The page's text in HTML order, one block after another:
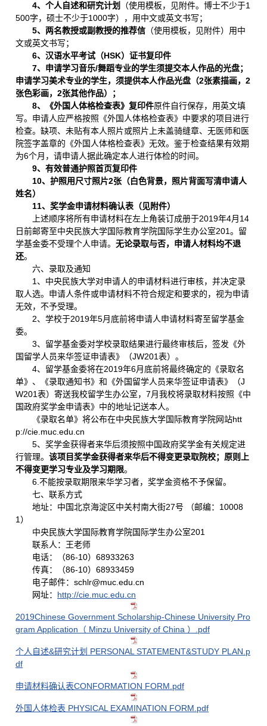
4、个人自述和研究计划
（使用模板，见附件。博士不少于1
500字，硕士不少于1000字），用中文或英文书写；
5、两名教授或副教授的推荐信 （使用模板，见附件）用中
文或英文书写；
6、汉语水平考试（HSK）证书复印件
7、申请学习音乐/舞蹈专业的学生须提交本人作品的光盘；
申请学习美术专业的学生，须提供本人作品光盘（2张素描画，2
张色彩画，2张其他作品）；
8、《外国人体格检查表》复印件原件自行保存，用英文填
写。申请人应严格按照《外国人体格检查表》中要求的项目进行
检查。缺项、未贴有本人照片或照片上未盖骑缝章、无医师和医
院签字盖章的《外国人体格检查表》无效。鉴于检查结果有效期
为6个月，请申请人据此确定本人进行体检的时间。
9、有效普通护照首页复印件
10、护照用尺寸照片2张（白色背景，照片背面写清申请人
姓名）
11、奖学金申请材料确认表（见附件）
上述顺序将所有申请材料在左上角装订成册于2019年4月14
日前邮寄至中央民族大学国际教育学院国际学生办公室201。留
学基金委不受理个人申请。无论录取与否，申请人材料均不退
还。
六、录取及通知
1、中央民族大学对申请人的申请材料进行审核，并决定录
取人选。申请人条件或申请材料不符合规定和要求的，视为申请
无效，不予受理。
2、学校于2019年5月底前将申请人申请材料寄至留学基金
委。
3、留学基金委对学校录取结果进行最终审核后，签发《外
国留学人员来华签证申请表》（JW201表）。
4、留学基金委将在2019年6月底前将最终确定的《录取名
单》、《录取通知书》和《外国留学人员来华签证申请表》（J
W201表）寄送我校留学生办公室，7月我校将录取材料按照《中
国政府奖学金申请表》中的地址记送本人。
《录取名单》将公布在中央民族大学国际教育学院网站htt
p://cie.muc.edu.cn
5、奖学金获得者来华后须按照中国政府奖学金有关规定进
行管理。该项目奖学金获得者来华后不得变更录取院校；原则上
不得变更学习专业及学习期限。
6.不能按录取期限来华学习者，奖学金资格不予保留。
七、联系方式
地址：中国北京海淀区中关村南大街27号 （邮编：10008
1）
中央民族大学国际教育学院国际学生办公室201
联系人：王老师
电话：（86-10）68933263
传真：（86-10）68933459
电子邮件：schlr@muc.edu.cn
网址： http://cie.muc.edu.cn
2019Chinese Government Scholarship-Chinese University Pro
gram Application（ Minzu University of China ）.pdf
个人自述&研究计划 PERSONAL STATEMENT&STUDY PLAN.p
df
申请材料确认表CONFORMATION FORM.pdf
外国人体检表 PHYSICAL EXAMINATION FORM.pdf